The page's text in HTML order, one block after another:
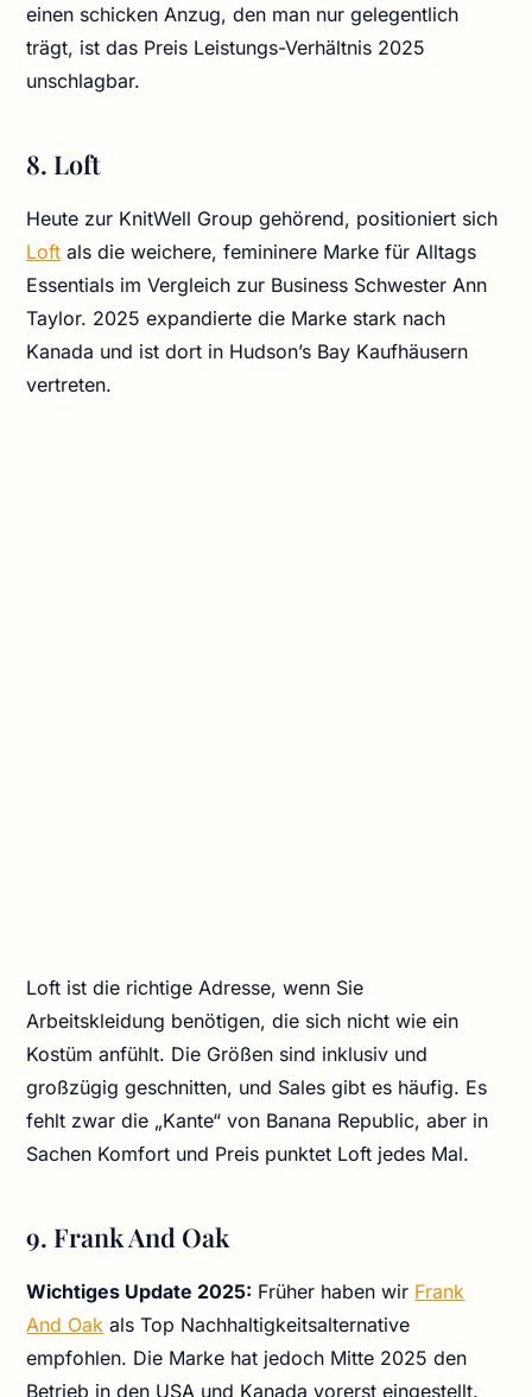
einen schicken Anzug, den man nur gelegentlich
trägt, ist das Preis Leistungs-Verhältnis 2025
unschlagbar.
8. Loft
Heute zur KnitWell Group gehörend, positioniert sich
Loft als die weichere, femininere Marke für Alltags
Essentials im Vergleich zur Business Schwester Ann
Taylor. 2025 expandierte die Marke stark nach
Kanada und ist dort in Hudson’s Bay Kaufhäusern
vertreten.
Loft ist die richtige Adresse, wenn Sie
Arbeitskleidung benötigen, die sich nicht wie ein
Kostüm anfühlt. Die Größen sind inklusiv und
großzügig geschnitten, und Sales gibt es häufig. Es
fehlt zwar die „Kante“ von Banana Republic, aber in
Sachen Komfort und Preis punktet Loft jedes Mal.
9. Frank And Oak
Wichtiges Update 2025: Früher haben wir Frank
And Oak als Top Nachhaltigkeitsalternative
empfohlen. Die Marke hat jedoch Mitte 2025 den
Betrieb in den USA und Kanada vorerst eingestellt.